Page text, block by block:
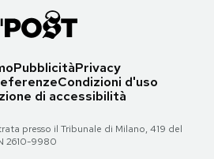
PubblicitàPrivacy
Condizioni d'uso
di accessibilità
presso il Tribunale di Milano, 419 del
2610-9980